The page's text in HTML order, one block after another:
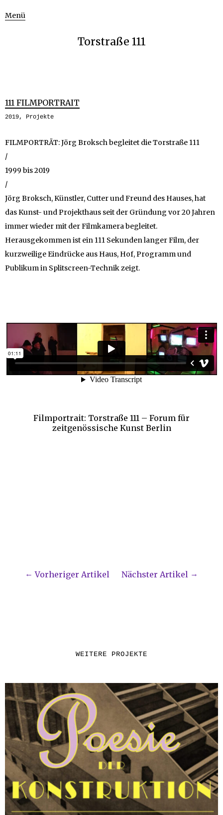
Menü
Torstraße 111
111 FILMPORTRAIT
2019, Projekte
FILMPORTRÄT: Jörg Broksch begleitet die Torstraße 111
/
1999 bis 2019
/
Jörg Broksch, Künstler, Cutter und Freund des Hauses, hat
das Kunst- und Projekthaus seit der Gründung vor 20 Jahren
immer wieder mit der Filmkamera begleitet.
Herausgekommen ist ein 111 Sekunden langer Film, der
kurzweilige Eindrücke aus Haus, Hof, Programm und
Publikum in Splitscreen-Technik zeigt.
Filmportrait: Torstraße 111 – Forum für
zeitgenössische Kunst Berlin
Vorheriger Artikel Nächster Artikel
WEITERE PROJEKTE